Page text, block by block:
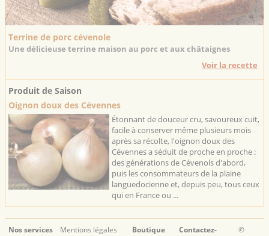
Terrine de porc cévenole
Une délicieuse terrine maison au porc et aux châtaignes
Voir la recette
Produit de Saison
Oignon doux des Cévennes
Étonnant de douceur cru, savoureux cuit,
facile à conserver même plusieurs mois
après sa récolte, l'oignon doux des
Cévennes a séduit de proche en proche :
des générations de Cévenols d'abord,
puis les consommateurs de la plaine
languedocienne et, depuis peu, tous ceux
qui en France ou ...
Nos services
Mentions légales
Boutique
Contactez-
©